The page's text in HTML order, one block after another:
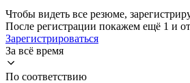
Чтобы видеть все резюме,
После регистрации покажем ещё 1 и
Зарегистрироваться
За всё время
По соответствию